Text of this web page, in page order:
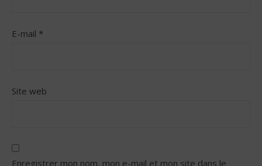
E-mail *
Site web
Enregistrer mon nom, mon e-mail et mon site dans le